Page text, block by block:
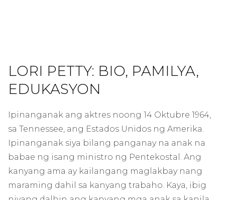
LORI PETTY: BIO, PAMILYA,
EDUKASYON
Ipinanganak ang aktres noong 14 Oktubre 1964,
sa Tennessee, ang Estados Unidos ng Amerika.
Ipinanganak siya bilang panganay na anak na
babae ng isang ministro ng Pentekostal. Ang
kanyang ama ay kailangang maglakbay nang
maraming dahil sa kanyang trabaho. Kaya, ibig